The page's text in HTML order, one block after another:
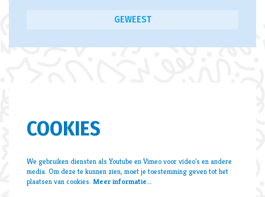
GEWEEST
COOKIES
We gebruiken diensten als Youtube en Vimeo voor video's en andere
media. Om deze te kunnen zien, moet je toestemming geven tot het
plaatsen van cookies. Meer informatie…